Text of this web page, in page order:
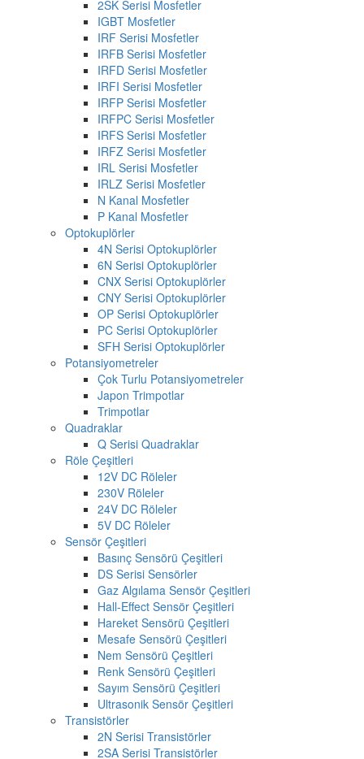
2SK Serisi Mosfetler
IGBT Mosfetler
IRF Serisi Mosfetler
IRFB Serisi Mosfetler
IRFD Serisi Mosfetler
IRFI Serisi Mosfetler
IRFP Serisi Mosfetler
IRFPC Serisi Mosfetler
IRFS Serisi Mosfetler
IRFZ Serisi Mosfetler
IRL Serisi Mosfetler
IRLZ Serisi Mosfetler
N Kanal Mosfetler
P Kanal Mosfetler
Optokuplörler
4N Serisi Optokuplörler
6N Serisi Optokuplörler
CNX Serisi Optokuplörler
CNY Serisi Optokuplörler
OP Serisi Optokuplörler
PC Serisi Optokuplörler
SFH Serisi Optokuplörler
Potansiyometreler
Çok Turlu Potansiyometreler
Japon Trimpotlar
Trimpotlar
Quadraklar
Q Serisi Quadraklar
Röle Çeşitleri
12V DC Röleler
230V Röleler
24V DC Röleler
5V DC Röleler
Sensör Çeşitleri
Basınç Sensörü Çeşitleri
DS Serisi Sensörler
Gaz Algılama Sensör Çeşitleri
Hall-Effect Sensör Çeşitleri
Hareket Sensörü Çeşitleri
Mesafe Sensörü Çeşitleri
Nem Sensörü Çeşitleri
Renk Sensörü Çeşitleri
Sayım Sensörü Çeşitleri
Ultrasonik Sensör Çeşitleri
Transistörler
2N Serisi Transistörler
2SA Serisi Transistörler